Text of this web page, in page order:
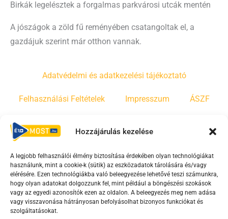
Hozzájárulás kezelése
A legjobb felhasználói élmény biztosítása érdekében olyan technológiákat
használunk, mint a cookie-k (sütik) az eszközadatok tárolására és/vagy
elérésére. Ezen technológiákba való beleegyezése lehetővé teszi számunkra,
hogy olyan adatokat dolgozzunk fel, mint például a böngészési szokások
vagy az egyedi azonosítók ezen az oldalon. A beleegyezés meg nem adása
vagy visszavonása hátrányosan befolyásolhat bizonyos funkciókat és
szolgáltatásokat.
Birkák legelésztek a forgalmas parkvárosi utcák mentén
A jószágok a zöld fű reményében csatangoltak el, a
gazdájuk szerint már otthon vannak.
Adatvédelmi és adatkezelési tájékoztató
Felhasználási Feltételek Impresszum ÁSZF
Irányelvek
F
a
c
e
b
Y
o
u
t
u
T
i
k
t